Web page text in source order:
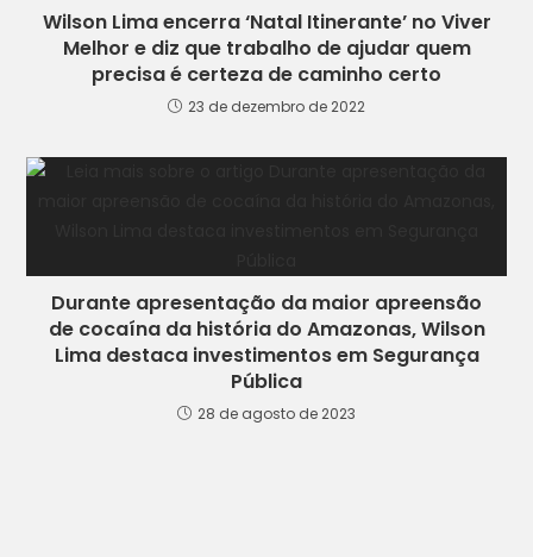
Wilson Lima encerra ‘Natal Itinerante’ no Viver
Melhor e diz que trabalho de ajudar quem
precisa é certeza de caminho certo
23 de dezembro de 2022
Durante apresentação da maior apreensão
de cocaína da história do Amazonas, Wilson
Lima destaca investimentos em Segurança
Pública
28 de agosto de 2023